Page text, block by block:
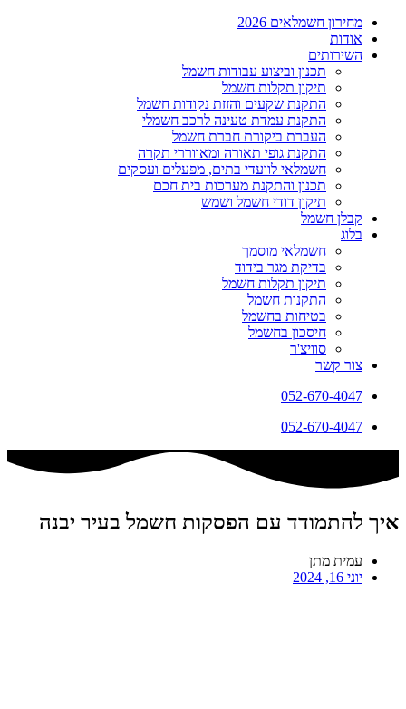
מחירון חשמלאים 2026
אודות
השירותים
תכנון וביצוע עבודות חשמל
תיקון תקלות חשמל
התקנת שקעים והזזת נקודות חשמל
התקנת עמדת טעינה לרכב חשמלי
העברת ביקורת חברת חשמל
התקנת גופי תאורה ומאווררי תקרה
חשמלאי לוועדי בתים, מפעלים ועסקים
תכנון והתקנת מערכות בית חכם
תיקון דודי חשמל ושמש
קבלן חשמל
בלוג
חשמלאי מוסמך
בדיקת מגר בידוד
תיקון תקלות חשמל
התקנות חשמל
בטיחות בחשמל
חיסכון בחשמל
סוויצ'ר
צור קשר
052-670-4047
052-670-4047
איך להתמודד עם הפסקות חשמל בעיר יבנה
עמית מתן
יוני 16, 2024